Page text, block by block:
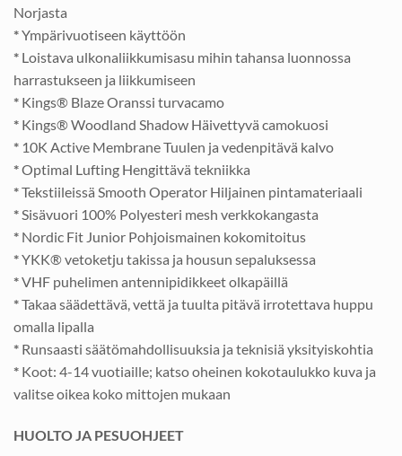
Norjasta
*Ympärivuotiseen käyttöön
* Loistava ulkonaliikkumisasu mihin tahansa luonnossa
harrastukseen ja liikkumiseen
* Kings® Blaze Oranssi turvacamo
* Kings® Woodland Shadow Häivettyvä camokuosi
* 10K Active Membrane Tuulen ja vedenpitävä kalvo
*Optimal Lufting Hengittävä tekniikka
*Tekstiileissä Smooth Operator Hiljainen pintamateriaali
*Sisävuori 100% Polyesteri mesh verkkokangasta
* Nordic Fit Junior Pohjoismainen kokomitoitus
*YKK® vetoketju takissa ja housun sepaluksessa
*VHF puhelimen antennipidikkeet olkapäillä
*Takaa säädettävä, vettä ja tuulta pitävä irrotettava huppu
omalla lipalla
* Runsaasti säätömahdollisuuksia ja teknisiä yksityiskohtia
* Koot: 4-14 vuotiaille; katso oheinen kokotaulukko kuva ja
valitse oikea koko mittojen mukaan
HUOLTO JA PESUOHJEET